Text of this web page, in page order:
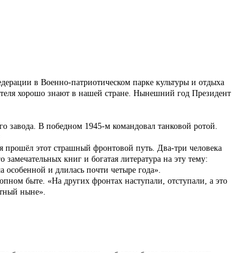
в Военно-патриотическом парке культуры и отдыха
хорошо знают в нашей стране. Нынешний год Президент
завода. В победном 1945-м командовал танковой ротой.
этот страшный фронтовой путь. Два-три человека
книг и богатая литература на эту тему:
и длилась почти четыре года».
быте. «На других фронтах наступали, отступали, а это
ныне».